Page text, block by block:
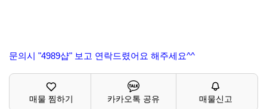
문의시 "4989샵" 보고 연락드렸어요 해주세요^^
매물 찜하기 카카오톡 공유 매물신고